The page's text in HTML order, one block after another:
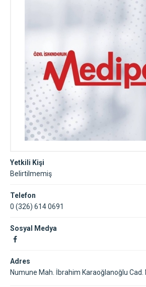
Yetkili Kişi
Belirtilmemiş
Telefon
0 (326) 614 0691
Sosyal Medya
Adres
Numune Mah. İbrahim Karaoğlanoğlu